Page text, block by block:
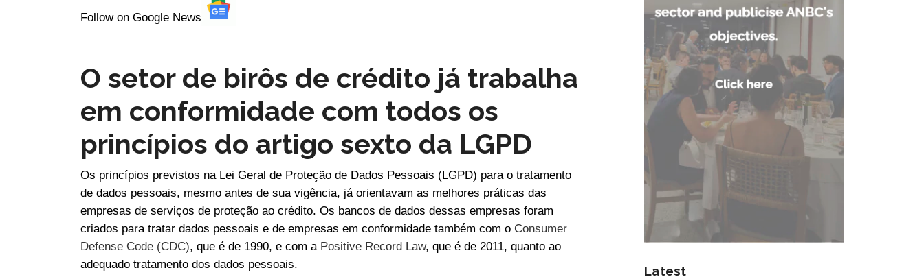
Follow on Google News
O setor de birôs de crédito já trabalha
em conformidade com todos os
princípios do artigo sexto da LGPD
Os princípios previstos na Lei Geral de Proteção de Dados Pessoais (LGPD) para o tratamento
de dados pessoais, mesmo antes de sua vigência, já orientavam as melhores práticas das
empresas de serviços de proteção ao crédito. Os bancos de dados dessas empresas foram
criados para tratar dados pessoais e de empresas em conformidade também com o Consumer
Defense Code (CDC), que é de 1990, e com a Positive Record Law, que é de 2011, quanto ao
adequado tratamento dos dados pessoais.
Latest